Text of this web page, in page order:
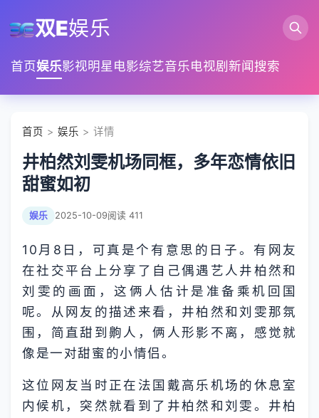
双E娱乐
首页娱乐影视明星电影综艺音乐电视剧 新闻搜索
首页 > 娱乐 > 详情
井柏然刘雯机场同框，多年恋情依旧
甜蜜如初
娱乐 2025-10-09阅读 411
10月8日，可真是个有意思的日子。有网友
在社交平台上分享了自己偶遇艺人井柏然和
刘雯的画面，这俩人估计是准备乘机回国
呢。从网友的描述来看，井柏然和刘雯那氛
围，简直甜到齁人，俩人形影不离，感觉就
像是一对甜蜜的小情侣。
这位网友当时正在法国戴高乐机场的休息室
内候机，突然就看到了井柏然和刘雯。井柏